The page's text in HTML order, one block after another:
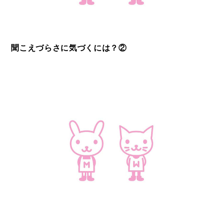
聞こえづらさに気づくには？②